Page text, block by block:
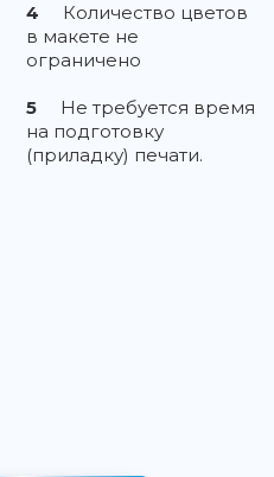
4
Количество цветов
в макете не
ограничено
5
Не требуется время
на подготовку
(приладку) печати.